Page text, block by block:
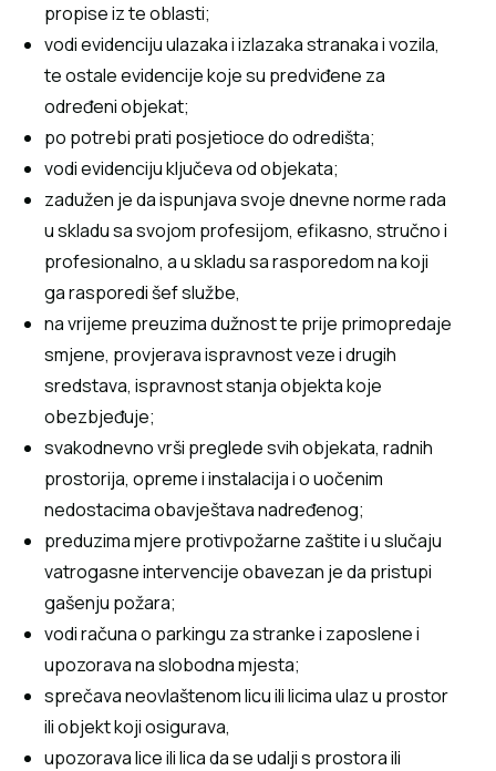
propise iz te oblasti;
vodi evidenciju ulazaka i izlazaka stranaka i vozila,
te ostale evidencije koje su predviđene za
određeni objekat;
po potrebi prati posjetioce do odredišta;
vodi evidenciju ključeva od objekata;
zadužen je da ispunjava svoje dnevne norme rada
u skladu sa svojom profesijom, efikasno, stručno i
profesionalno, a u skladu sa rasporedom na koji
ga rasporedi šef službe,
na vrijeme preuzima dužnost te prije primopredaje
smjene, provjerava ispravnost veze i drugih
sredstava, ispravnost stanja objekta koje
obezbjeđuje;
svakodnevno vrši preglede svih objekata, radnih
prostorija, opreme i instalacija i o uočenim
nedostacima obavještava nadređenog;
preduzima mjere protivpožarne zaštite i u slučaju
vatrogasne intervencije obavezan je da pristupi
gašenju požara;
vodi računa o parkingu za stranke i zaposlene i
upozorava na slobodna mjesta;
sprečava neovlaštenom licu ili licima ulaz u prostor
ili objekt koji osigurava,
upozorava lice ili lica da se udalji s prostora ili